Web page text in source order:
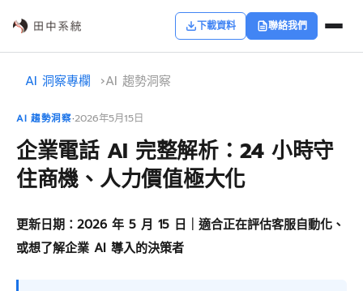
下載資料 聯絡我們
AI 洞察專欄 ›AI 趨勢洞察
AI 趨勢洞察·2026年5月15日
企業電話 AI 完整解析：24 小時守
住商機、人力價值極大化
更新日期：2026 年 5 月 15 日｜適合正在評估客服自動化、
或想了解企業 AI 導入的決策者